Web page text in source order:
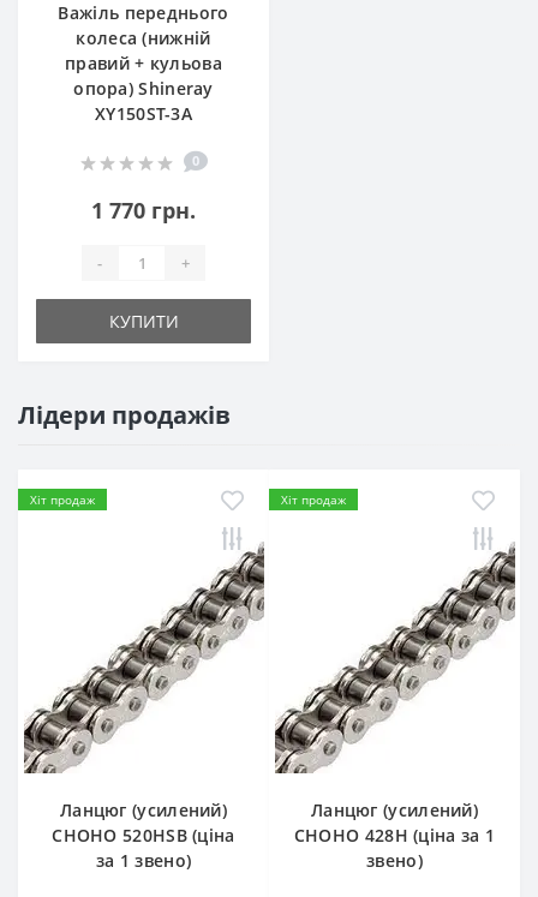
Важіль переднього
колеса (нижній
правий + кульова
опора) Shineray
XY150ST-3A
0
1 770 грн.
- +
КУПИТИ
Лідери продажів
Хіт продаж
Ланцюг (усилений)
СHOHO 520HSB (ціна
за 1 звено)
Хіт продаж
Ланцюг (усилений)
СHOHO 428H (ціна за 1
звено)